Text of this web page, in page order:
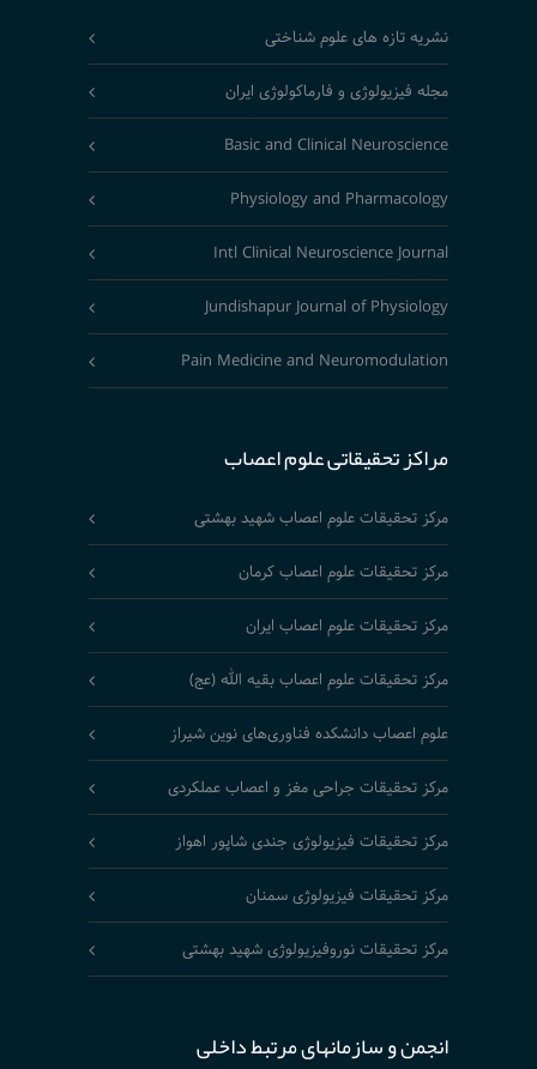
نشریه تازه های علوم شناختی
مجله فیزیولوژی و فارماکولوژی ایران
Basic and Clinical Neuroscience
Physiology and Pharmacology
Intl Clinical Neuroscience Journal
Jundishapur Journal of Physiology
Pain Medicine and Neuromodulation
مراکز تحقیقاتی علوم اعصاب
مرکز تحقیقات علوم اعصاب شهید بهشتی
مرکز تحقیقات علوم اعصاب کرمان
مرکز تحقیقات علوم اعصاب ایران
مرکز تحقیقات علوم اعصاب بقیه الله (عج)
علوم اعصاب دانشکده فناوری‌های نوین شیراز
مرکز تحقیقات جراحی مغز و اعصاب عملکردی
مرکز تحقیقات فیزیولوژی جندی شاپور اهواز
مرکز تحقیقات فیزیولوژی سمنان
مرکز تحقیقات نوروفیزیولوژی شهید بهشتی
انجمن و سازمانهای مرتبط داخلی